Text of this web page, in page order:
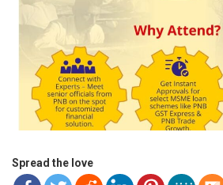
Spread the love